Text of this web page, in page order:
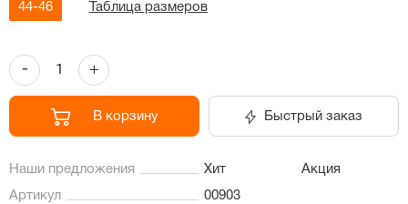
44-46 Таблица размеров
- +
В корзину Быстрый заказ
Наши предложения Хит Акция
Артикул 00903